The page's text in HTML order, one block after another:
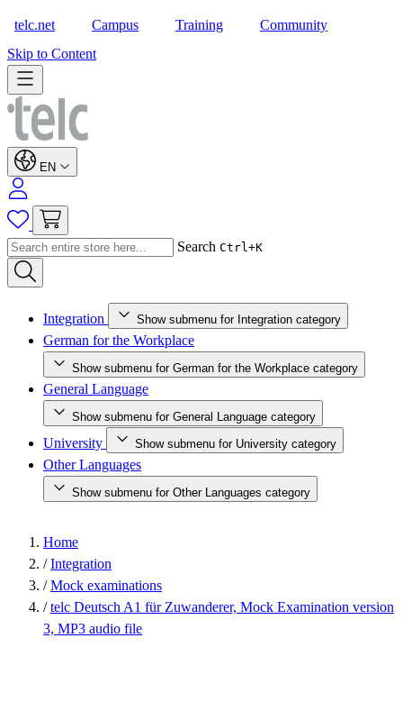
telc.net Campus Training Community
Skip to Content
EN
Search Ctrl+K
Integration Show submenu for Integration category
German for the Workplace
Show submenu for German for the Workplace category
General Language
Show submenu for General Language category
University Show submenu for University category
Other Languages
Show submenu for Other Languages category
Home
/ Integration
/ Mock examinations
/ telc Deutsch A1 für Zuwanderer, Mock Examination version
3, MP3 audio file